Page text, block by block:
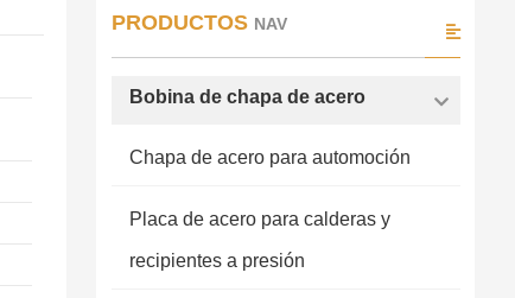
PRODUCTOS NAV
Bobina de chapa de acero
Chapa de acero para automoción
Placa de acero para calderas y
recipientes a presión